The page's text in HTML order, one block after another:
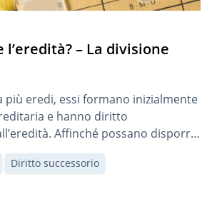
l’eredità? – La divisione
più eredi, essi formano inizialmente
e hanno diritto
Affinché possano disporre
loro quota ereditaria, è
a una divisione dell’eredità. In
Diritto successorio